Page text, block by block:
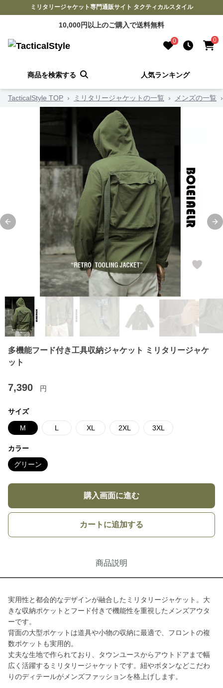
ミリタリージャケット専門通販サイト タクティカルスタイル
10,000円以上のご購入で送料無料
0 0
商品を検索する 人気ランキング
TacticalStyle TOP › ミリタリージャケットの一覧 › メンズの一覧 ›
Previous slide
多機能フード付き工具収納ジャケット ミリタリージャケ
ット
7,390 円
サイズ
M L XL 2XL 3XL
カラー
グリーン
購入画面に進む
カートに追加する
商品説明
実用性と都会的なデザインが融合したミリタリージャケット。大
きな収納ポケットとフード付きで機能性を重視したメンズアウタ
ーです。
背面の大型ポケットは道具や小物の収納に最適で、フロントの複
数ポケットも実用的。
丈夫な生地で作られており、タウンユースからアウトドアまで幅
広く活躍するミリタリージャケットです。紐やボタンなどこだわ
りのディテールがメンズファッションを格上げします。